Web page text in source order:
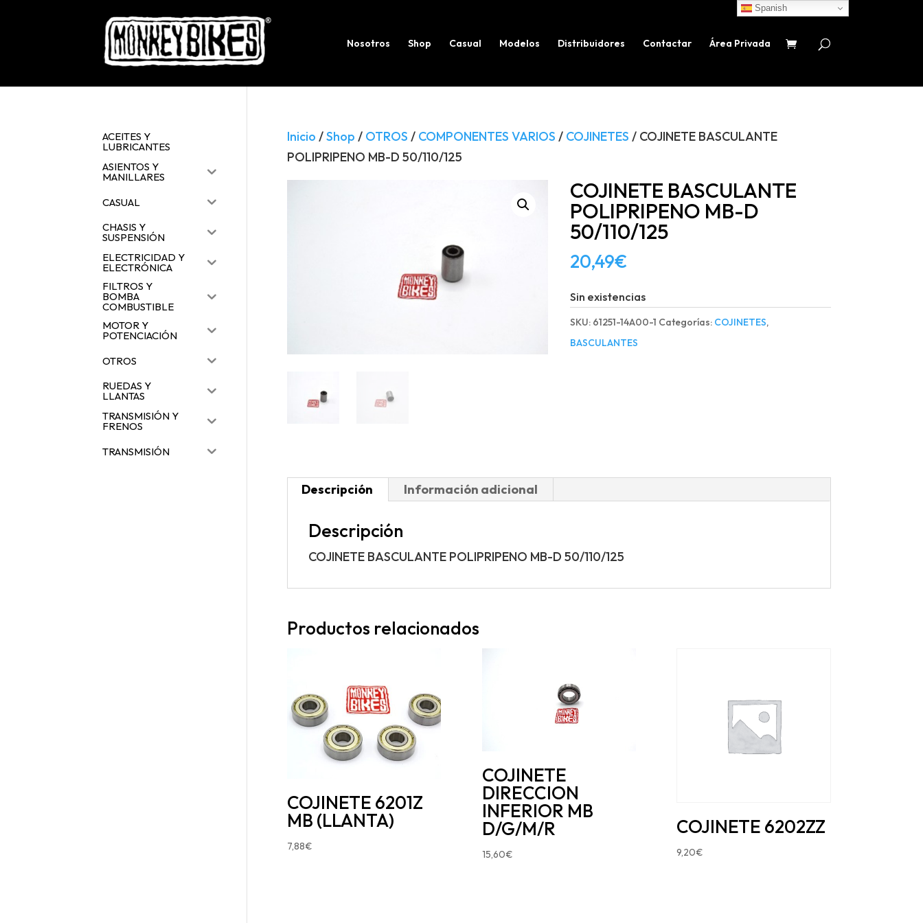
Nosotros Shop Casual Modelos Distribuidores Contactar Área Privada
productos
Inicio /Shop / OTROS / COMPONENTES VARIOS / COJINETES / COJINETE BASCULANTE
POLIPRIPENO MB-D 50/110/125
COJINETE BASCULANTE
POLIPRIPENO MB-D
50/110/125
20,49€
Sin existencias
SKU: 61251-14A00-1 Categorías: COJINETES,
BASCULANTES
Descripción Información adicional
Descripción
COJINETE BASCULANTE POLIPRIPENO MB-D 50/110/125
Productos relacionados
COJINETE 6201Z
MB (LLANTA)
7,88€
COJINETE
DIRECCION
INFERIOR MB
D/G/M/R
15,60€
COJINETE 6202ZZ
9,20€
ACEITES Y
LUBRICANTES
ASIENTOS Y
MANILLARES
CASUAL
CHASIS Y
SUSPENSIÓN
ELECTRICIDAD Y
ELECTRÓNICA
FILTROS Y
BOMBA
COMBUSTIBLE
MOTOR Y
POTENCIACIÓN
OTROS
RUEDAS Y
LLANTAS
TRANSMISIÓN Y
FRENOS
TRANSMISIÓN
Spanish